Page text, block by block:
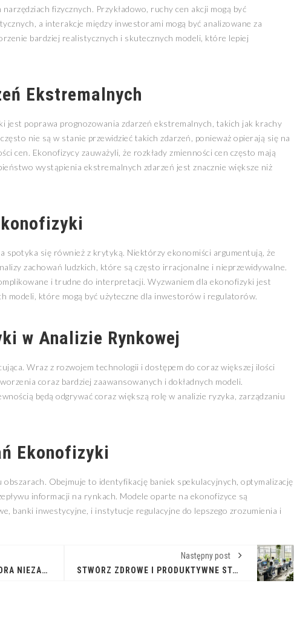
fizycznych. Przykładowo, ruchy cen akcji mogą być
a interakcje między inwestorami mogą być analizowane za
bardziej realistycznych i skutecznych modeli, które lepiej
Ekstremalnych
jest poprawa prognozowania zdarzeń ekstremalnych, takich jak krachy
nie są w stanie przewidzieć takich zdarzeń, ponieważ opierają się na
cen. Ekonofizycy zauważyli, że rozkłady zmienności cen często mają
wystąpienia ekstremalnych zdarzeń jest znacznie większe niż
spotyka się również z krytyką. Niektórzy ekonomiści argumentują, że
zachowań ludzkich, które są często irracjonalne i nieprzewidywalne.
i trudne do interpretacji. Wyzwaniem dla ekonofizyki jest
modeli, które mogą być użyteczne dla inwestorów i regulatorów.
w Analizie Rynkowej
Wraz z rozwojem technologii i dostępem do coraz większej ilości
coraz bardziej zaawansowanych i dokładnych modeli.
będą odgrywać coraz większą rolę w analizie ryzyka, zarządzaniu
Ekonofizyki
obszarach. Obejmuje to identyfikację baniek spekulacyjnych, optymalizację
informacji na rynkach. Modele oparte na ekonofizyce są
banki inwestycyjne, i instytucje regulacyjne do lepszego zrozumienia i
ROLA I OBOWIĄZKI DYREKTORA NIEZAMIESZKAŁEGO W POLSCE
Następny post
STWÓRZ ZDROWE I PRODUKTYWNE STANOWISKO PRACY Z ERGONOMIĄ